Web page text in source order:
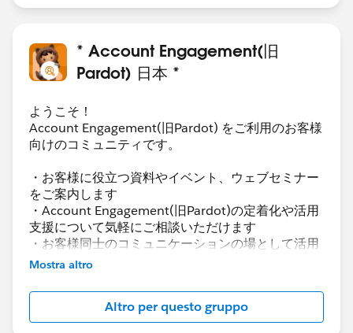
* Account Engagement(旧
Pardot) 日本 *
ようこそ！
Account Engagement(旧Pardot) をご利用のお客様
向けのコミュニティです。
・お客様に役立つ資料やイベント、ウェブセミナー
をご案内します
・Account Engagement(旧Pardot)の定着化や活用
支援について気軽にご相談いただけます
・お客様同士のコミュニケーションの場として活用
いただけます
Account Engagement(旧Pardot)に関する総合コミ
ュニティとしてお役立てください！
Mostra altro
Altro per questo gruppo